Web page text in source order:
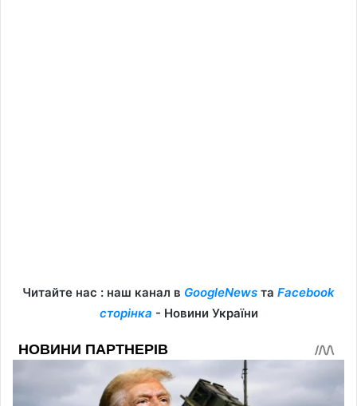
Читайте нас : наш канал в GoogleNews та Facebook
сторінка - Новини України